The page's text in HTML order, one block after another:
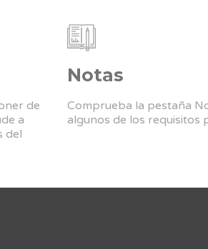
de
a
del
Notas
Comprueba la pestaña
algunos de los requisitos